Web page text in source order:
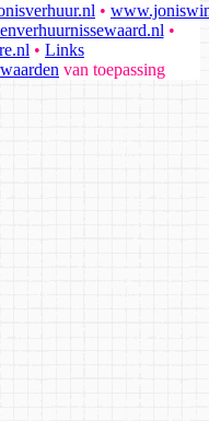
•
•
• Links
van toepassing